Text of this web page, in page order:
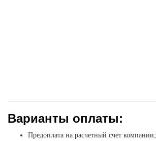
Варианты оплаты:
Предоплата на расчетный счет компании;